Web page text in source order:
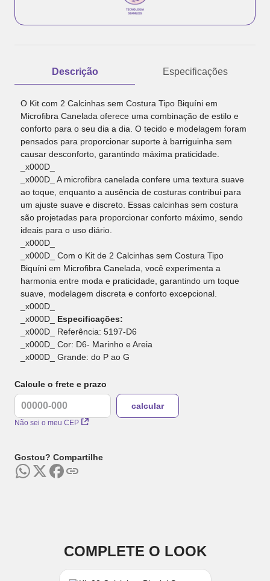
Descrição Especificações
O Kit com 2 Calcinhas sem Costura Tipo Biquíni em
Microfibra Canelada oferece uma combinação de estilo e
conforto para o seu dia a dia. O tecido e modelagem foram
pensados para proporcionar suporte à barriguinha sem
causar desconforto, garantindo máxima praticidade.
_x000D_
_x000D_ A microfibra canelada confere uma textura suave
ao toque, enquanto a ausência de costuras contribui para
um ajuste suave e discreto. Essas calcinhas sem costura
são projetadas para proporcionar conforto máximo, sendo
ideais para o uso diário.
_x000D_
_x000D_ Com o Kit de 2 Calcinhas sem Costura Tipo
Biquíni em Microfibra Canelada, você experimenta a
harmonia entre moda e praticidade, garantindo um toque
suave, modelagem discreta e conforto excepcional.
_x000D_
_x000D_ Especificações:
_x000D_ Referência: 5197-D6
_x000D_ Cor: D6- Marinho e Areia
_x000D_ Grande: do P ao G
Calcule o frete e prazo
Não sei o meu CEP
Gostou? Compartilhe
COMPLETE O LOOK